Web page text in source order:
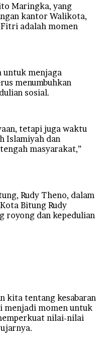
Maringka, yang
kantor Walikota,
adalah momen
untuk menjaga
menumbuhkan
sosial.
tetapi juga waktu
Islamiyah dan
masyarakat,”
Rudy Theno, dalam
Bitung Rudy
royong dan kepedulian
kita tentang kesabaran
menjadi momen untuk
nilai-nilai